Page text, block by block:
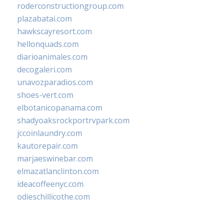
roderconstructiongroup.com
plazabatai.com
hawkscayresort.com
hellonquads.com
diarioanimales.com
decogaleri.com
unavozparadios.com
shoes-vert.com
elbotanicopanama.com
shadyoaksrockportrvpark.com
jccoinlaundry.com
kautorepair.com
marjaeswinebar.com
elmazatlanclinton.com
ideacoffeenyc.com
odieschillicothe.com